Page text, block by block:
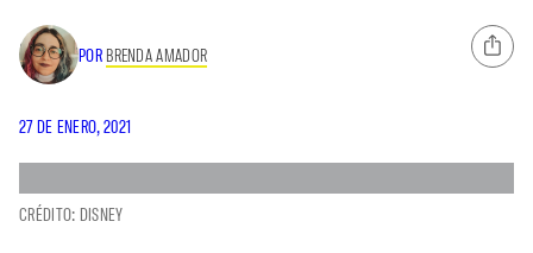
POR BRENDA AMADOR
27 DE ENERO, 2021
CRÉDITO: DISNEY